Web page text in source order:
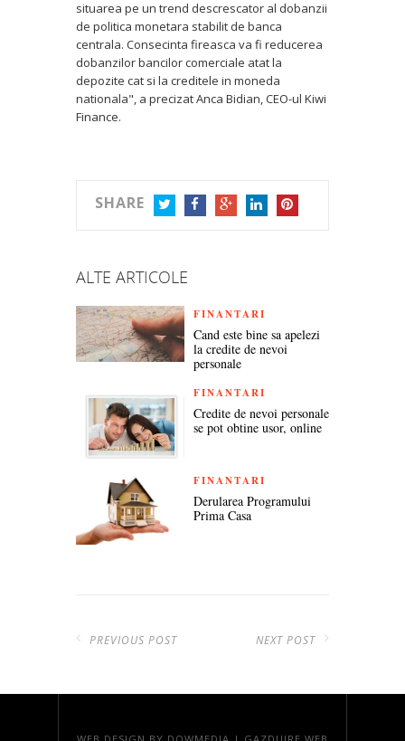
situarea pe un trend descrescator al dobanzii
de politica monetara stabilit de banca
centrala. Consecinta fireasca va fi reducerea
dobanzilor bancilor comerciale atat la
depozite cat si la creditele in moneda
nationala", a precizat Anca Bidian, CEO-ul Kiwi
Finance.
SHARE
ALTE ARTICOLE
FINANTARI
Cand este bine sa apelezi
la credite de nevoi
personale
FINANTARI
Credite de nevoi personale
se pot obtine usor, online
FINANTARI
Derularea Programului
Prima Casa
PREVIOUS POST NEXT POST